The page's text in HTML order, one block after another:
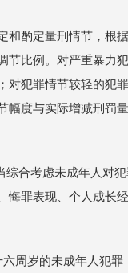
和酌定量刑情节，根
节比例。对严重暴力
对犯罪情节较轻的犯
幅度与实际增减刑罚
综合考虑未成年人对
悔罪表现、个人成长
六周岁的未成年人犯罪